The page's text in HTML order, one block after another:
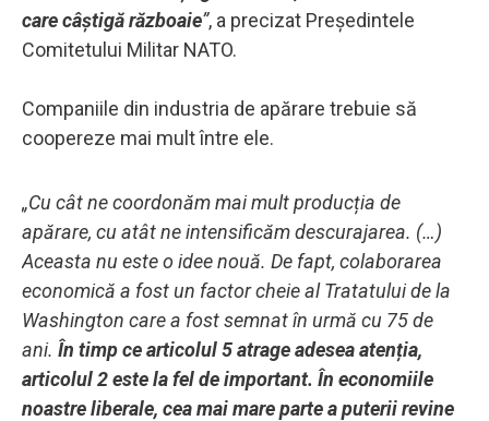
care câștigă războaie”, a precizat Președintele
Comitetului Militar NATO.
Companiile din industria de apărare trebuie să
coopereze mai mult între ele.
„Cu cât ne coordonăm mai mult producția de
apărare, cu atât ne intensificăm descurajarea. (…)
Aceasta nu este o idee nouă. De fapt, colaborarea
economică a fost un factor cheie al Tratatului de la
Washington care a fost semnat în urmă cu 75 de
ani. În timp ce articolul 5 atrage adesea atenția,
articolul 2 este la fel de important. În economiile
noastre liberale, cea mai mare parte a puterii revine